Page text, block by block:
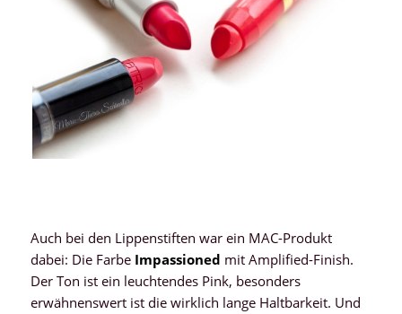
Auch bei den Lippenstiften war ein MAC-Produkt
dabei: Die Farbe Impassioned mit Amplified-Finish.
Der Ton ist ein leuchtendes Pink, besonders
erwähnenswert ist die wirklich lange Haltbarkeit. Und